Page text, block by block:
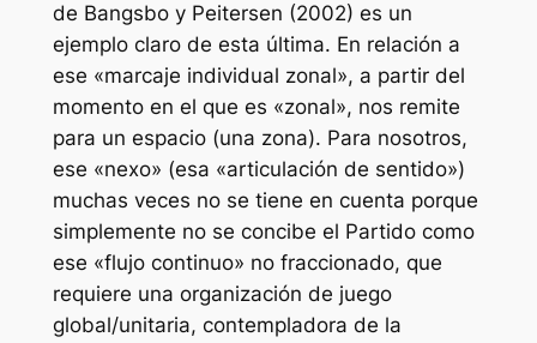
de Bangsbo y Peitersen (2002) es un
ejemplo claro de esta última. En relación a
ese «marcaje individual zonal», a partir del
momento en el que es «zonal», nos remite
para un espacio (una zona). Para nosotros,
ese «nexo» (esa «articulación de sentido»)
muchas veces no se tiene en cuenta porque
simplemente no se concibe el Partido como
ese «flujo continuo» no fraccionado, que
requiere una organización de juego
global/unitaria, contempladora de la